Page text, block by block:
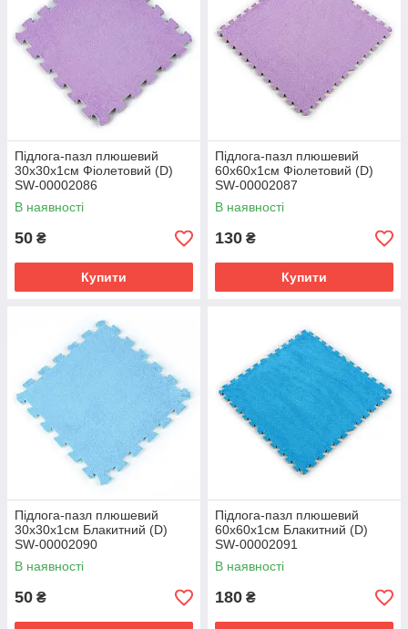
Підлога-пазл плюшевий
30х30х1см Фіолетовий (D)
SW-00002086
В наявності
50 ₴
Купити
Підлога-пазл плюшевий
60х60х1см Фіолетовий (D)
SW-00002087
В наявності
130 ₴
Купити
Підлога-пазл плюшевий
30х30х1см Блакитний (D)
SW-00002090
В наявності
50 ₴
Підлога-пазл плюшевий
60х60х1см Блакитний (D)
SW-00002091
В наявності
180 ₴